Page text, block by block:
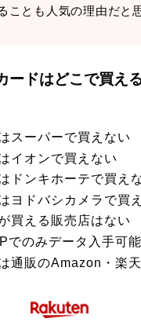
ことも人気の理由だと
ードはどこで買え
スーパーで買えない
イオンで買えない
ドンキホーテで買え
ヨドバシカメラで買
買える販売店はない
でのみデータ入手可能
通販のAmazon・楽